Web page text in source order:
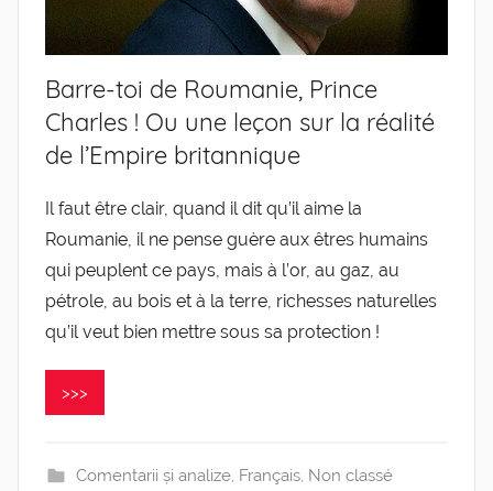
Barre-toi de Roumanie, Prince
Charles ! Ou une leçon sur la réalité
de l’Empire britannique
Il faut être clair, quand il dit qu’il aime la
Roumanie, il ne pense guère aux êtres humains
qui peuplent ce pays, mais à l’or, au gaz, au
pétrole, au bois et à la terre, richesses naturelles
qu’il veut bien mettre sous sa protection !
>>>
Comentarii și analize, Français, Non classé